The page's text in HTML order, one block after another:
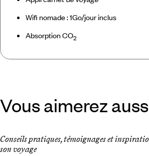
Wifi nomade : 1Go/jour inclus
Absorption CO2
Vous aimerez
Conseils pratiques, témoignages et
son voyage